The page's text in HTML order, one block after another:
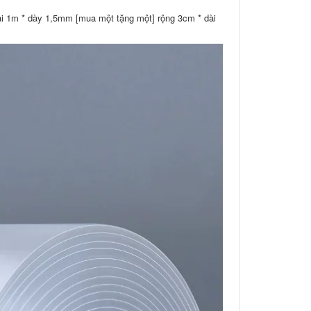
* dày 1,5mm [mua một tặng một] rộng 3cm * dài